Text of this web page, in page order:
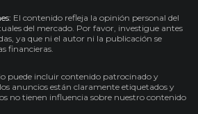
El contenido refleja la opinión personal del
del mercado. Por favor, investigue antes
ya que ni el autor ni la publicación se
financieras.
puede incluir contenido patrocinado y
los anuncios están claramente etiquetados y
no tienen influencia sobre nuestro contenido